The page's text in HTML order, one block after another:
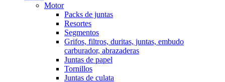
Motor
Packs de juntas
Resortes
Segmentos
Grifos, filtros, duritas, juntas, embudo
carburador, abrazaderas
Juntas de papel
Tornillos
Juntas de culata